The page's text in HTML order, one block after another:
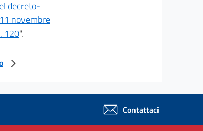
decreto-
novembre
120".
Contattaci